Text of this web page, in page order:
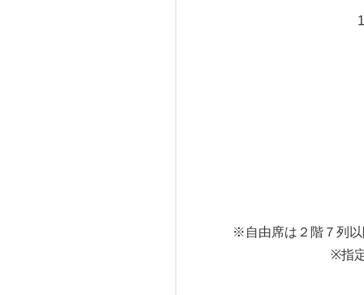
※自由席は２階７列
※指